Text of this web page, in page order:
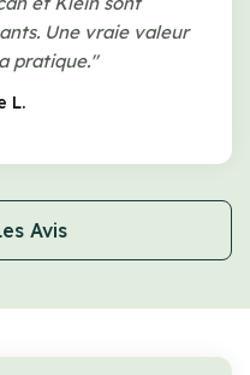
Une vraie valeur
pratique."
L.
Avis